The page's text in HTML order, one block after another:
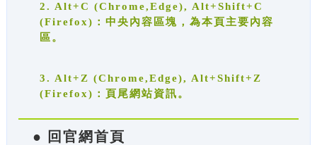
2. Alt+C (Chrome,Edge), Alt+Shift+C
(Firefox)：中央內容區塊，為本頁主要內容
區。
3. Alt+Z (Chrome,Edge), Alt+Shift+Z
(Firefox)：頁尾網站資訊。
● 回官網首頁